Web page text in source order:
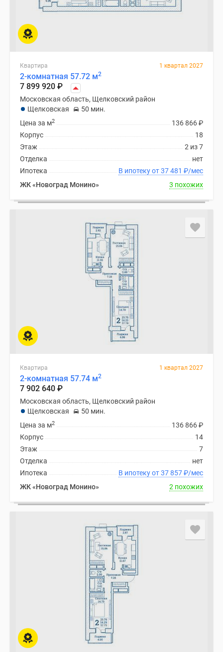
Квартира 1 квартал 2027
2-комнатная 57.72 м2
7 899 920 ₽
Московская область, Щелковский район
Щелковская
50 мин.
136 866₽
Цена за м2
18
Корпус
2 из 7
Этаж
нет
Отделка
В ипотеку от 37 481 ₽/мес
Ипотека
ЖК «Новоград Монино»
3 похожих
Квартира 1 квартал 2027
2-комнатная 57.74 м2
7 902 640 ₽
Московская область, Щелковский район
Щелковская
50 мин.
136 866₽
Цена за м2
14
Корпус
7
Этаж
нет
Отделка
В ипотеку от 37 857₽/мес
Ипотека
ЖК «Новоград Монино»
2 похожих